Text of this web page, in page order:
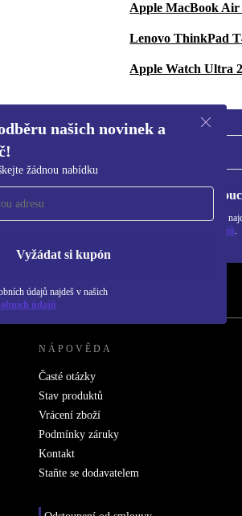
Apple MacBook Air
Lenovo ThinkPad
Apple Watch Ultra
našich novinek a
žádnou nabídku
Vyžádat si kupón
údajů najdeš v našich
údajů
novinek a
nabídku.
Chci
Informace o použití osobních údajů
Zásadách ochrany osobních údajů.
NÁPOVĚDA
Časté otázky
Stav produktů
Vrácení zboží
Podmínky záruky
Kontakt
Staňte se dodavatelem